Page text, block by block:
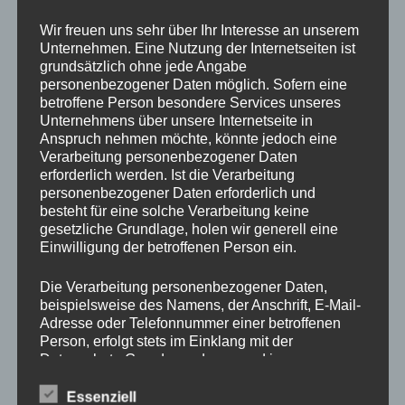
In diesem zweitägigen Kurs zeig ich Euch die Basics des
drechseln in Längs und Querholz.
Ihr werdet den richtigen Umgang mit der Drehbank und mit
den verschiedenen Spannvorrichtungen lernen. Auch das
Verwenden der Drechseleisen und deren Schärfen werden
wir uns ansehen.
Da in diesem Kurs nur Platz für 2 Schüler ist, bitte schnell
per E-Mail office@drechslerei-spitzbart.a anmelden.
Die Kurskosten belaufen sich auf nur€ 350. – inkl. Ust. / pro
Person
Kurszeiten sind an beiden Tagen von 8 Uhr bis 18 Uhr.
Maschinen und Werkzeug.
Wir freuen uns sehr über Ihr Interesse an unserem
Unternehmen. Eine Nutzung der Internetseiten ist
grundsätzlich ohne jede Angabe
personenbezogener Daten möglich. Sofern eine
betroffene Person besondere Services unseres
Unternehmens über unsere Internetseite in
Anspruch nehmen möchte, könnte jedoch eine
Verarbeitung personenbezogener Daten
erforderlich werden. Ist die Verarbeitung
personenbezogener Daten erforderlich und
besteht für eine solche Verarbeitung keine
gesetzliche Grundlage, holen wir generell eine
Einwilligung der betroffenen Person ein.
Die Verarbeitung personenbezogener Daten,
beispielsweise des Namens, der Anschrift, E-Mail-
Adresse oder Telefonnummer einer betroffenen
Person, erfolgt stets im Einklang mit der
Datenschutz-Grundverordnung und in
landesspezifischen Datenschutzbestimmungen.
Essenziell